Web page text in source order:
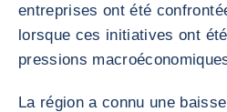
entreprises ont été
lorsque ces initiatives ont
pressions
La région a connu une